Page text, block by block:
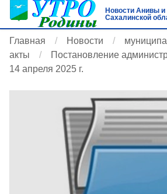
Новости Анивы и
Сахалинской
Главная Новости
акты
Постановление
14 апреля 2025 г.